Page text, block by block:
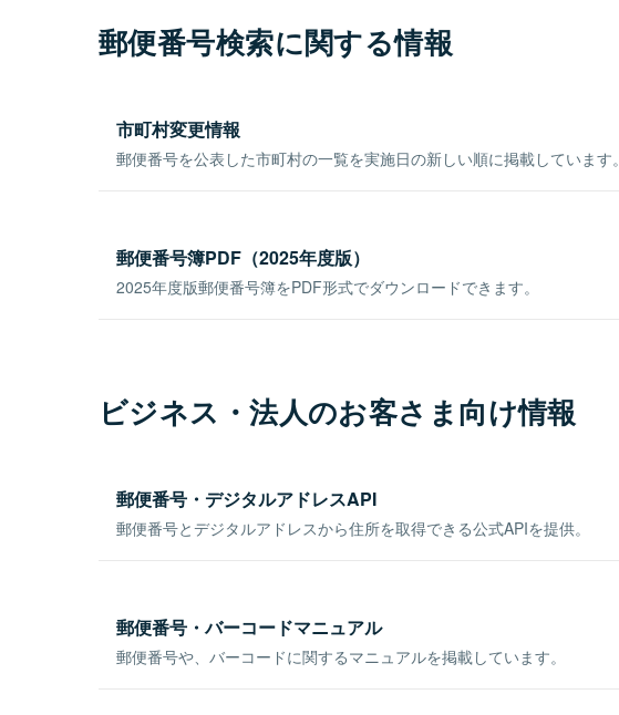
郵便番号検索に関する情報
市町村変更情報
郵便番号を公表した市町村の一覧を実施日の新しい順に掲載しています。
郵便番号簿PDF（2025年度版）
2025年度版郵便番号簿をPDF形式でダウンロードできます。
ビジネス・法人のお客さま向け情報
郵便番号・デジタルアドレスAPI
郵便番号とデジタルアドレスから住所を取得できる公式APIを提供。
郵便番号・バーコードマニュアル
郵便番号や、バーコードに関するマニュアルを掲載しています。